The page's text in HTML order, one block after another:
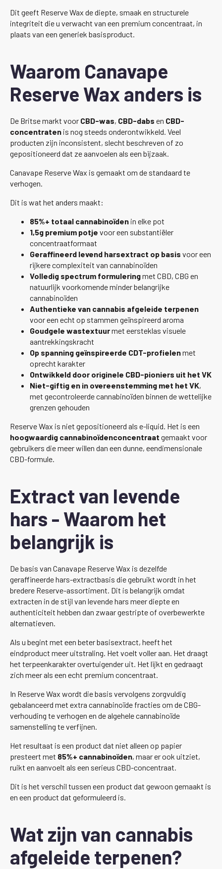
Dit geeft Reserve Wax de diepte, smaak en structurele
integriteit die u verwacht van een premium concentraat, in
plaats van een generiek basisproduct.
Waarom Canavape
Reserve Wax anders is
De Britse markt voor CBD-was, CBD-dabs en CBD-
concentraten is nog steeds onderontwikkeld. Veel
producten zijn inconsistent, slecht beschreven of zo
gepositioneerd dat ze aanvoelen als een bijzaak.
Canavape Reserve Wax is gemaakt om de standaard te
verhogen.
Dit is wat het anders maakt:
85%+ totaal cannabinoïden in elke pot
1,5g premium potje voor een substantiëler
concentraatformaat
Geraffineerd levend harsextract op basis voor een
rijkere complexiteit van cannabinoïden
Volledig spectrum formuleringmet CBD, CBG en
natuurlijk voorkomende minder belangrijke
cannabinoïden
Authentieke van cannabis afgeleide terpenen
voor een echt op stammen geïnspireerd aroma
Goudgele wastextuurmet eersteklas visuele
aantrekkingskracht
Op spanning geïnspireerde CDT-profielenmet
oprecht karakter
Ontwikkeld door originele CBD-pioniers uit het VK
Niet-giftig en in overeenstemming met het VK,
met gecontroleerde cannabinoïden binnen de wettelijke
grenzen gehouden
Reserve Wax is niet gepositioneerd als e-liquid. Het is een
hoogwaardig cannabinoïdenconcentraat gemaakt voor
gebruikers die meer willen dan een dunne, eendimensionale
CBD-formule.
Extract van levende
hars - Waarom het
belangrijk is
De basis van Canavape Reserve Wax is dezelfde
geraffineerde hars-extractbasis die gebruikt wordt in het
bredere Reserve-assortiment. Dit is belangrijk omdat
extracten in de stijl van levende hars meer diepte en
authenticiteit hebben dan zwaar gestripte of overbewerkte
alternatieven.
Als u begint met een beter basisextract, heeft het
eindproduct meer uitstraling. Het voelt voller aan. Het draagt
het terpeenkarakter overtuigender uit. Het lijkt en gedraagt
zich meer als een echt premium concentraat.
In Reserve Wax wordt die basis vervolgens zorgvuldig
gebalanceerd met extra cannabinoïde fracties om de CBG-
verhouding te verhogen en de algehele cannabinoïde
samenstelling te verfijnen.
Het resultaat is een product dat niet alleen op papier
presteert met 85%+ cannabinoïden, maar er ook uitziet,
ruikt en aanvoelt als een serieus CBD-concentraat.
Dit is het verschil tussen een product dat gewoon gemaakt is
en een product dat geformuleerd is.
Wat zijn van cannabis
afgeleide terpenen?